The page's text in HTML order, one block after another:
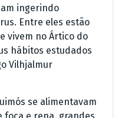
ingerindo
Entre eles estão
vivem no Ártico do
hábitos estudados
Vilhjalmur
se alimentavam